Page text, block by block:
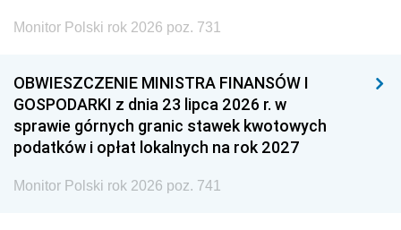
Monitor Polski rok 2026 poz. 731
OBWIESZCZENIE MINISTRA FINANSÓW I
GOSPODARKI z dnia 23 lipca 2026 r. w
sprawie górnych granic stawek kwotowych
podatków i opłat lokalnych na rok 2027
Monitor Polski rok 2026 poz. 741